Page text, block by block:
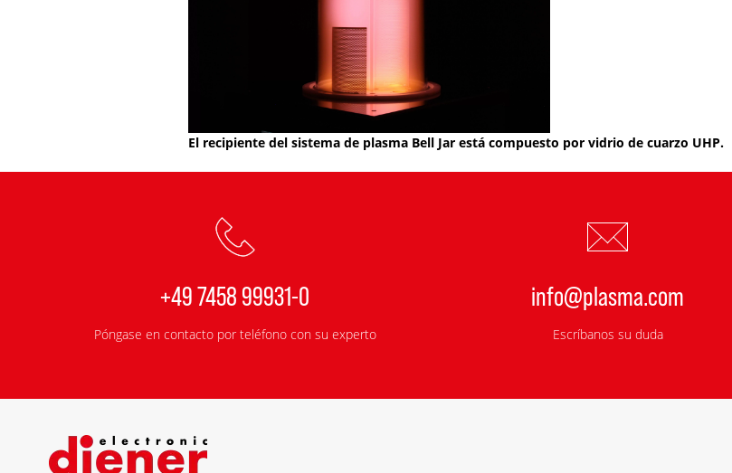
El recipiente del sistema de plasma Bell Jar está compuesto por vidrio de cuarzo UHP.
+49 7458 99931-0
Póngase en contacto por teléfono con su experto
info@plasma.com
Escríbanos su duda